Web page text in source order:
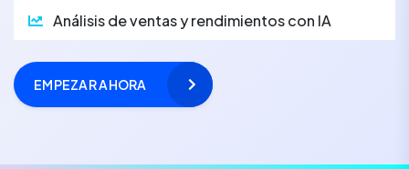
Análisis de ventas y rendimientos con IA
EMPEZAR AHORA